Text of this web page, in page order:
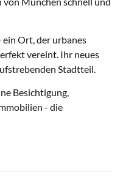
ein Ort, der urbanes
vereint. Ihr neues
Stadtteil.
Besichtigung,
- die